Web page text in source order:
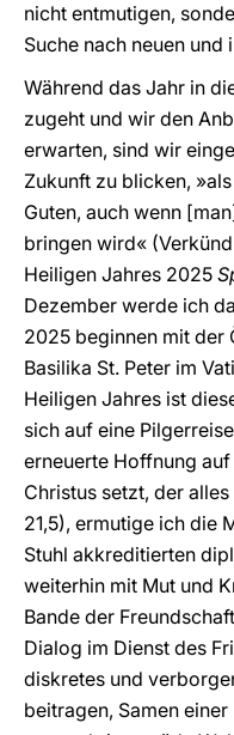
nicht entmutigen,
Suche nach neuen
Während das Jahr in
zugeht und wir den
erwarten, sind wir
Zukunft zu blicken,
Guten, auch wenn
bringen wird«
Heiligen Jahres 2025
Dezember werde ich
2025 beginnen mit der
Basilika St. Peter im
Heiligen Jahres ist
sich auf eine
erneuerte Hoffnung
Christus setzt, der
21,5), ermutige ich die
Stuhl akkreditierten
weiterhin mit Mut und
Bande der
Dialog im Dienst des
diskretes und
beitragen, Samen